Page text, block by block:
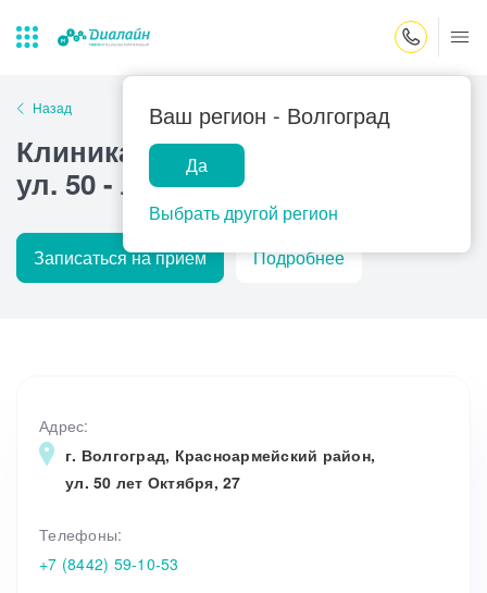
Ваш регион - Волгоград
Да
Выбрать другой регион
Лаборатории
Центр помощи
на дому
Закрыть поиск
Популярные запросы
Прием гинеколога
Прием оториноларинголога
Прием уролога
Прием хирурга
Прием кардиолога
Назад
Клиника МЕДСИ-ДИАЛАЙН,
ул. 50 - лет Октября, 27
Записаться на прием Подробнее
Адрес:
г. Волгоград, Красноармейский район,
ул. 50 лет Октября, 27
Телефоны:
+7 (8442) 59-10-53